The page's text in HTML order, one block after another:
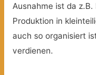
Ausnahme ist da
Produktion in
auch so organisiert
verdienen.